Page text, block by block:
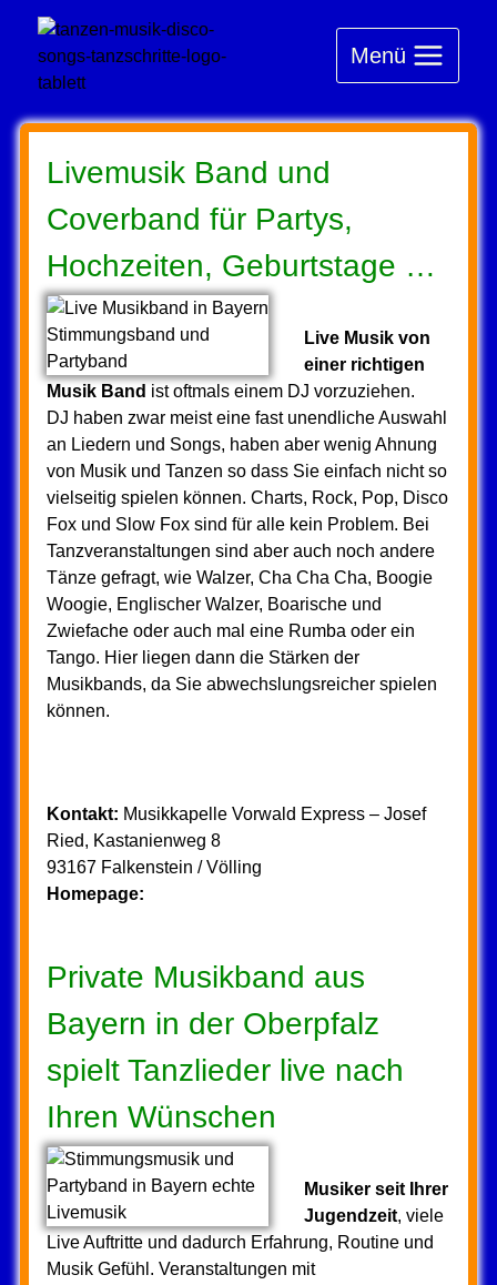
Inhalt
springen
Menü
Livemusik Band und
Coverband für Partys,
Hochzeiten, Geburtstage …
Live Musik von
einer richtigen
Musik Band ist oftmals einem DJ vorzuziehen.
DJ haben zwar meist eine fast unendliche Auswahl
an Liedern und Songs, haben aber wenig Ahnung
von Musik und Tanzen so dass Sie einfach nicht so
vielseitig spielen können. Charts, Rock, Pop, Disco
Fox und Slow Fox sind für alle kein Problem. Bei
Tanzveranstaltungen sind aber auch noch andere
Tänze gefragt, wie Walzer, Cha Cha Cha, Boogie
Woogie, Englischer Walzer, Boarische und
Zwiefache oder auch mal eine Rumba oder ein
Tango. Hier liegen dann die Stärken der
Musikbands, da Sie abwechslungsreicher spielen
können.
Kontakt: Musikkapelle Vorwald Express – Josef
Ried, Kastanienweg 8
93167 Falkenstein / Völling
Homepage:
Private Musikband aus
Bayern in der Oberpfalz
spielt Tanzlieder live nach
Ihren Wünschen
Musiker seit Ihrer
Jugendzeit, viele
Live Auftritte und dadurch Erfahrung, Routine und
Musik Gefühl. Veranstaltungen mit